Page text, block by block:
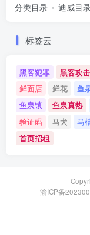
分类目录 迪威目
标签云
黑客犯罪 黑客攻击
鲜面店
鲜花 鱼
鱼泉镇
鱼泉真热
验证码
马犬 马
首页招租
渝ICP备